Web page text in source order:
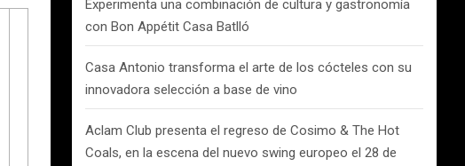
Experimenta una combinación de cultura y gastronomía
con Bon Appétit Casa Batlló
Casa Antonio transforma el arte de los cócteles con su
innovadora selección a base de vino
Aclam Club presenta el regreso de Cosimo & The Hot
Coals, en la escena del nuevo swing europeo el 28 de